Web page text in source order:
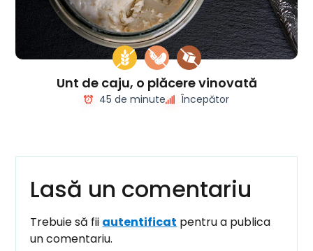
Unt de caju, o plăcere vinovată
45 de minute Începător
Lasă un comentariu
Trebuie să fii autentificat pentru a publica
un comentariu.